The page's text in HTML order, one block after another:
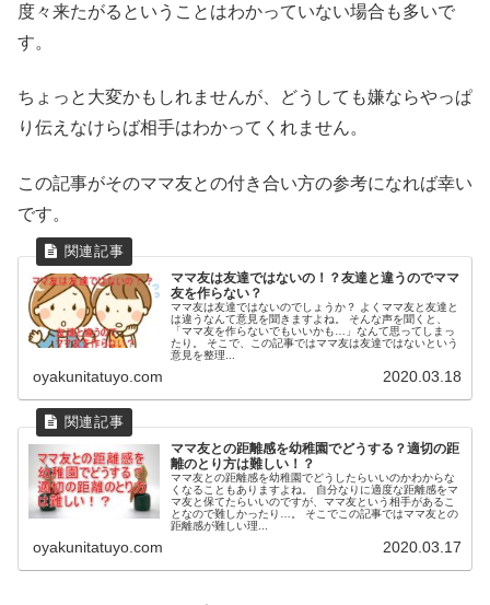
度々来たがるということはわかっていない場合も多いで
す。
ちょっと大変かもしれませんが、どうしても嫌ならやっぱ
り伝えなけらば相手はわかってくれません。
この記事がそのママ友との付き合い方の参考になれば幸い
です。
ママ友は友達ではないの！？友達と違うのでママ
友を作らない？
ママ友は友達ではないのでしょうか？ よくママ友と友達と
は違うなんて意見を聞きますよね。 そんな声を聞くと、
「ママ友を作らないでもいいかも…」なんて思ってしまっ
たり。 そこで、この記事ではママ友は友達ではないという
意見を整理...
oyakunitatuyo.com 2020.03.18
ママ友との距離感を幼稚園でどうする？適切の距
離のとり方は難しい！？
ママ友との距離感を幼稚園でどうしたらいいのかわからな
くなることもありますよね。 自分なりに適度な距離感をマ
マ友と保てたらいいのですが、ママ友という相手があるこ
となので難しかったり…。 そこでこの記事ではママ友との
距離感が難しい理...
oyakunitatuyo.com 2020.03.17